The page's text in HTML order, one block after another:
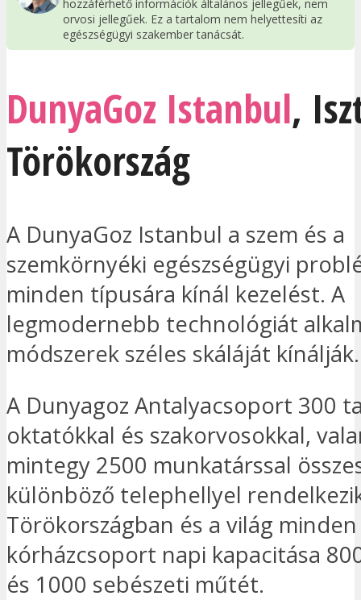
hozzáférhető információk általános jellegűek, nem
orvosi jellegűek. Ez a tartalom nem helyettesíti az
egészségügyi szakember tanácsát.
DunyaGoz Istanbul,
Törökország
A DunyaGoz Istanbul a szem és a
szemkörnyéki egészségügyi
minden típusára kínál kezelést. A
legmodernebb technológiát
módszerek széles skáláját kínálják.
A Dunyagoz Antalyacsoport 300
oktatókkal és szakorvosokkal,
mintegy 2500 munkatárssal
különböző telephellyel
Törökországban és a világ
kórházcsoport napi kapacitása
és 1000 sebészeti műtét.